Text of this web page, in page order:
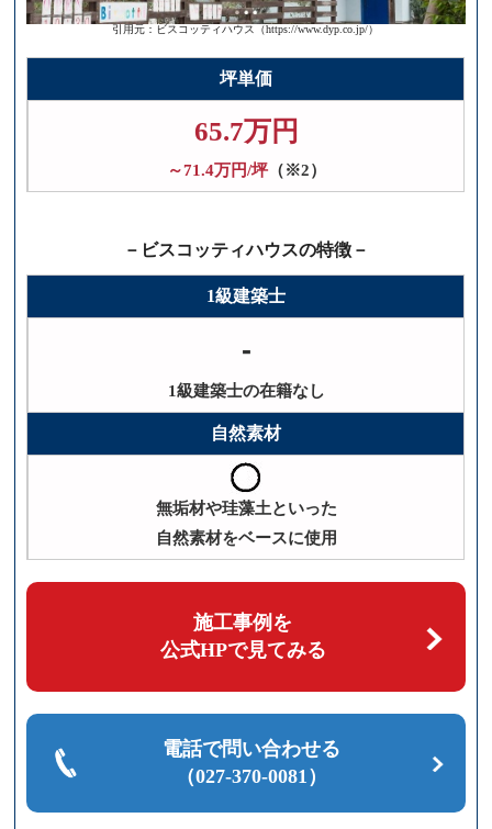
引用元：ビスコッティハウス（https://www.dyp.co.jp/）
坪単価
65.7万円
～71.4万円/坪（※2）
－ビスコッティハウスの特徴－
1級建築士
-
1級建築士の在籍なし
自然素材
無垢材や珪藻土といった
自然素材をベースに使用
施工事例を
公式HPで見てみる
電話で問い合わせる
（027-370-0081）